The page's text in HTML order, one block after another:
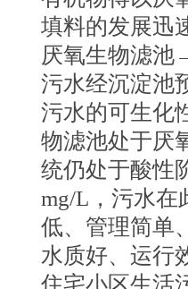
填料的发展
厌氧生物滤
污水经沉淀池
污水的可生化
物滤池处于厌
统仍处于酸性
mg/L，污水在
低、管理简单
水质好、运行
住宅小区生活